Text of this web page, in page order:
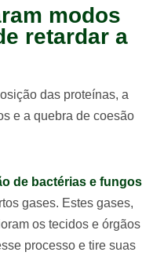
modos
retardar a
das proteínas, a
e a quebra de coesão
de bactérias e fungos
gases. Estes gases,
os tecidos e órgãos
processo e tire suas